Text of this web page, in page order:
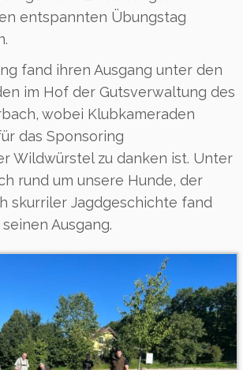
entspannten Übungstag
fand ihren Ausgang unter den
im Hof der Gutsverwaltung des
wobei Klubkameraden
das Sponsoring
Wildwürstel zu danken ist. Unter
rund um unsere Hunde, der
skurriler Jagdgeschichte fand
Ausgang.